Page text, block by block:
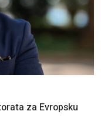
za Evropsku